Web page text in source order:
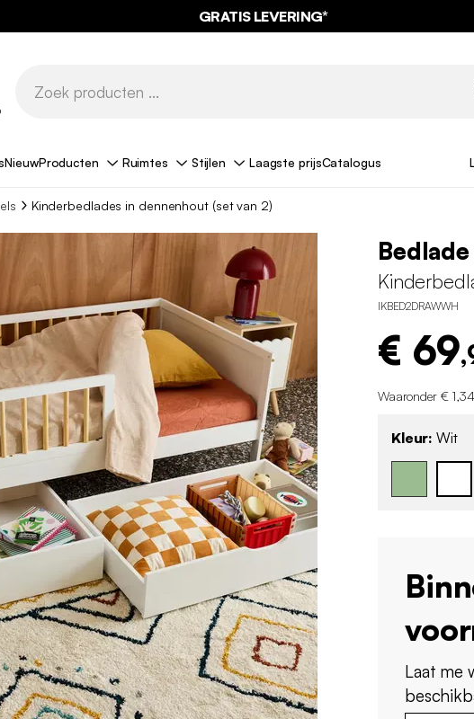
GRATIS LEVERING*
NieuwProducten Ruimtes Stijlen Laagste prijsCatalogus
Kinderbedlades in dennenhout (set van 2)
IKBED2DRAWWH
€ 69
Waaronder €
Kleur: Wit
Laat me